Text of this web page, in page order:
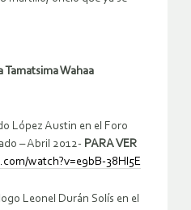
Tamatsima Wahaa
López Austin en el Foro
– Abril 2012- PARA VER
watch?v=e9bB-38Hl5E
Leonel Durán Solís en el